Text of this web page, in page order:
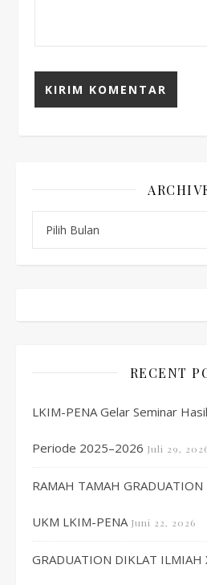
RECENT
LKIM-PENA Gelar Seminar
Periode 2025–2026 Juli 29,
RAMAH TAMAH
UKM LKIM-PENA Juni 22, 2026
GRADUATION DIKLAT ILMIAH